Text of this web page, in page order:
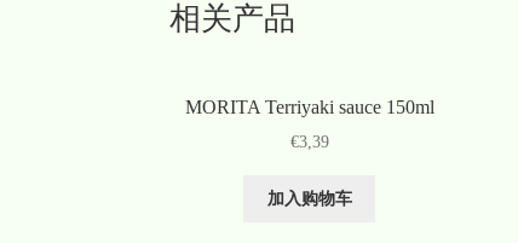
相关产品
MORITA Terriyaki sauce 150ml
€3,39
加入购物车